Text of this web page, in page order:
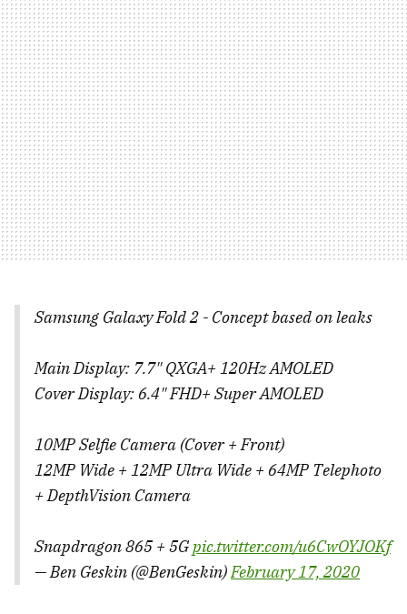
Samsung Galaxy Fold 2 - Concept based on leaks
Main Display: 7.7" QXGA+ 120Hz AMOLED
Cover Display: 6.4" FHD+ Super AMOLED
10MP Selfie Camera (Cover + Front)
12MP Wide + 12MP Ultra Wide + 64MP Telephoto
+ DepthVision Camera
Snapdragon 865 + 5Gpic.twitter.com/u6CwOYJOKf
— Ben Geskin (@BenGeskin)February 17, 2020